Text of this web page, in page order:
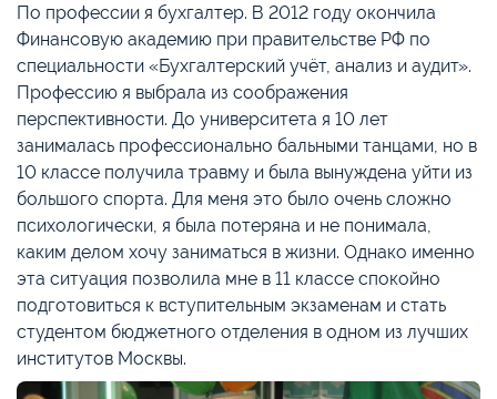
По профессии я бухгалтер. В 2012 году окончила
Финансовую академию при правительстве РФ по
специальности «Бухгалтерский учёт, анализ и аудит».
Профессию я выбрала из соображения
перспективности. До университета я 10 лет
занималась профессионально бальными танцами, но в
10 классе получила травму и была вынуждена уйти из
большого спорта. Для меня это было очень сложно
психологически, я была потеряна и не понимала,
каким делом хочу заниматься в жизни. Однако именно
эта ситуация позволила мне в 11 классе спокойно
подготовиться к вступительным экзаменам и стать
студентом бюджетного отделения в одном из лучших
институтов Москвы.